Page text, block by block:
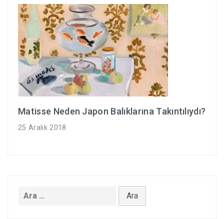
Matisse Neden Japon Balıklarına Takıntılıydı?
25 Aralık 2018
Arama: